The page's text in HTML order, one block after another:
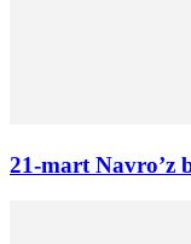
21-mart Navro’z